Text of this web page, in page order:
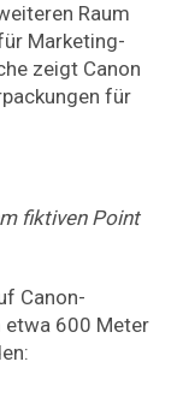
Raum
Marketing-
zeigt Canon
für
fiktiven Point
Canon-
etwa 600 Meter